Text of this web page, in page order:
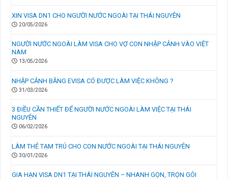
XIN VISA DN1 CHO NGƯỜI NƯỚC NGOÀI TẠI THÁI NGUYÊN
20/05/2026
NGƯỜI NƯỚC NGOÀI LÀM VISA CHO VỢ CON NHẬP CẢNH VÀO VIỆT
NAM
13/05/2026
NHẬP CẢNH BẰNG EVISA CÓ ĐƯỢC LÀM VIỆC KHÔNG ?
31/03/2026
3 ĐIỀU CẦN THIẾT ĐỂ NGƯỜI NƯỚC NGOÀI LÀM VIỆC TẠI THÁI
NGUYÊN
06/02/2026
LÀM THẺ TẠM TRÚ CHO CON NƯỚC NGOÀI TẠI THÁI NGUYÊN
30/01/2026
GIA HẠN VISA DN1 TẠI THÁI NGUYÊN – NHANH GỌN, TRỌN GÓI